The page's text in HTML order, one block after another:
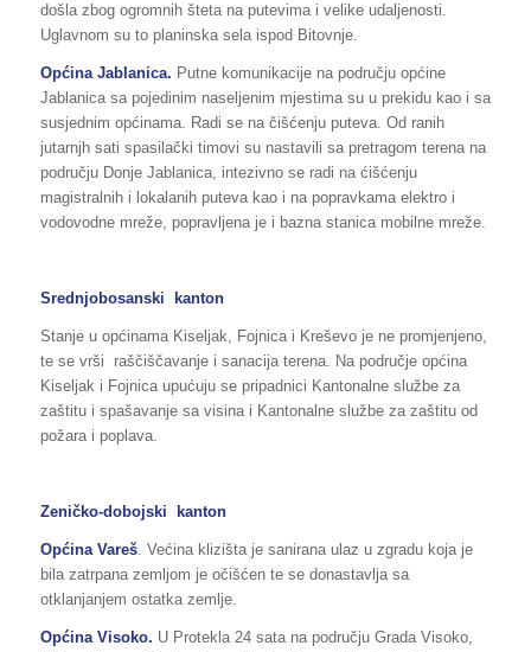
došla zbog ogromnih šteta na putevima i velike udaljenosti.
Uglavnom su to planinska sela ispod Bitovnje.
Općina Jablanica. Putne komunikacije na području općine
Jablanica sa pojedinim naseljenim mjestima su u prekidu kao i sa
susjednim općinama. Radi se na čišćenju puteva. Od ranih
jutarnjh sati spasilački timovi su nastavili sa pretragom terena na
području Donje Jablanica, intezivno se radi na ćišćenju
magistralnih i lokalanih puteva kao i na popravkama elektro i
vodovodne mreže, popravljena je i bazna stanica mobilne mreže.
Srednjobosanski kanton
Stanje u općinama Kiseljak, Fojnica i Kreševo je ne promjenjeno,
te se vrši raščiščavanje i sanacija terena. Na područje općina
Kiseljak i Fojnica upućuju se pripadnici Kantonalne službe za
zaštitu i spašavanje sa visina i Kantonalne službe za zaštitu od
požara i poplava.
Zeničko-dobojski kanton
Općina Vareš. Većina klizišta je sanirana ulaz u zgradu koja je
bila zatrpana zemljom je očišćen te se donastavlja sa
otklanjanjem ostatka zemlje.
Općina Visoko. U Protekla 24 sata na području Grada Visoko,